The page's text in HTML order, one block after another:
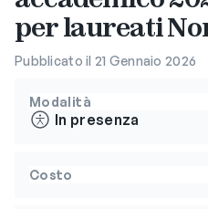
per laureati
Pubblicato il 21 Gennaio 2026
Modalità
In presenza
Costo